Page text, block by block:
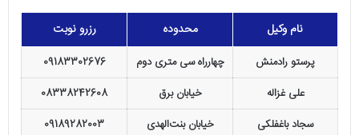
نام وکیل محدوده رزرو نوبت
پرستو رادمنش چهارراه سی متری دوم
09183302676
علی غزاله
خیابان برق
08338242608
سجاد باغفلکی
خیابان بنت‌الهدی 09189282003